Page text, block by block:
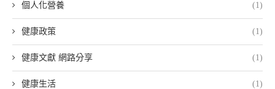
個人化營養 (1)
健康政策 (1)
健康文獻 網路分享 (1)
健康生活 (1)